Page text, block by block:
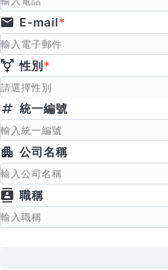
E-mail*
性別*
請選擇性別
統一編號
公司名稱
職稱